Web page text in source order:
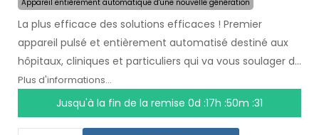
Appareil entièrement automatique d'une nouvelle génération
La plus efficace des solutions efficaces ! Premier
appareil pulsé et entièrement automatisé destiné aux
hôpitaux, cliniques et particuliers qui va vous soulager de
la transpirationpendant plusieurs mois après une
seule utilisation . Au début du traitement, vous
choisissez simplement la zone affectée par la
Plus d'informations...
Jusqu'à la fin de la remise 0d :17h :50m :31